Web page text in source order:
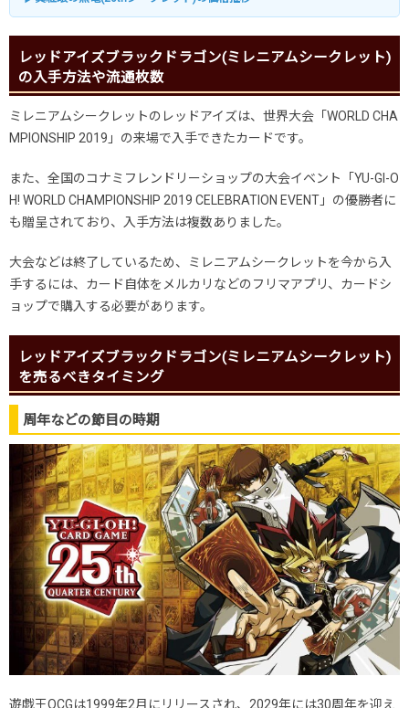
レッドアイズブラックドラゴン(ミレニアムシークレット)
の入手方法や流通枚数
ミレニアムシークレットのレッドアイズは、世界大会「WORLD CHA
MPIONSHIP 2019」の来場で入手できたカードです。
また、全国のコナミフレンドリーショップの大会イベント「YU-GI-O
H! WORLD CHAMPIONSHIP 2019 CELEBRATION EVENT」の優勝者に
も贈呈されており、入手方法は複数ありました。
大会などは終了しているため、ミレニアムシークレットを今から入
手するには、カード自体をメルカリなどのフリマアプリ、カードシ
ョップで購入する必要があります。
レッドアイズブラックドラゴン(ミレニアムシークレット)
を売るべきタイミング
周年などの節目の時期
遊戯王OCGは1999年2月にリリースされ、2029年には30周年を迎え